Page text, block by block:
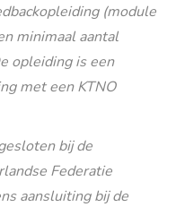
(module
minimaal aantal
opleiding is een
met een KTNO
bij de
Federatie
aansluiting bij de